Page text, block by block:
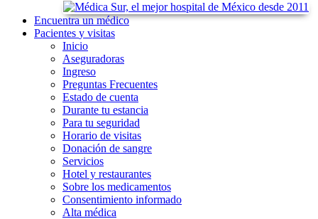
Encuentraun médico
Pacientes y visitas
Inicio
Aseguradoras
Ingreso
Preguntas Frecuentes
Estado de cuenta
Durante tu estancia
Para tu seguridad
Horario de visitas
Donación de sangre
Servicios
Hotel y restaurantes
Sobre los medicamentos
Consentimiento informado
Alta médica